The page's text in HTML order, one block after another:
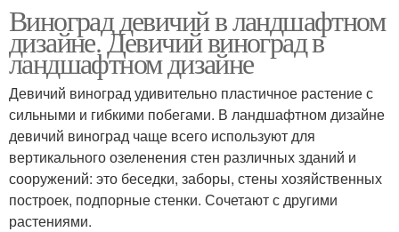
Виноград девичий в ландшафтном
дизайне. Девичий виноград в
ландшафтном дизайне
Девичий виноград удивительно пластичное растение с
сильными и гибкими побегами. В ландшафтном дизайне
девичий виноград чаще всего используют для
вертикального озеленения стен различных зданий и
сооружений: это беседки, заборы, стены хозяйственных
построек, подпорные стенки. Сочетают с другими
растениями.